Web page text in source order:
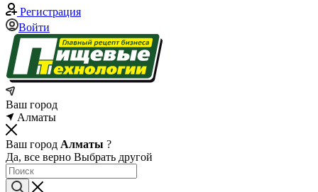
Регистрация
Войти
Ваш город
Алматы
Ваш город Алматы ?
Да, все верно Выбрать другой